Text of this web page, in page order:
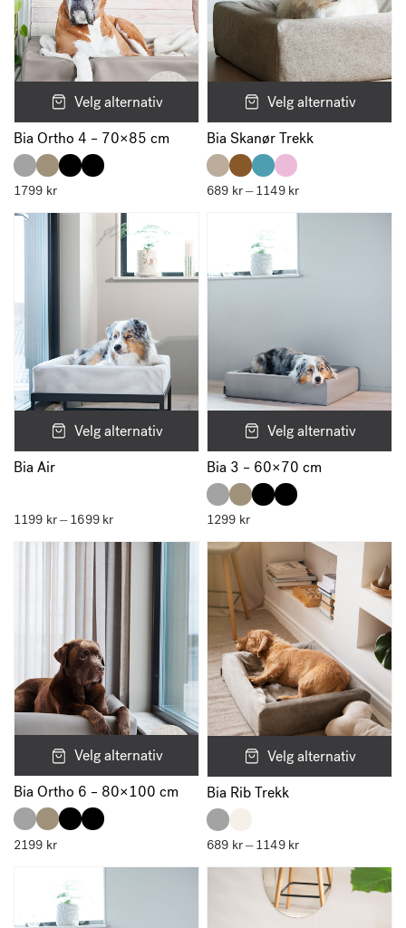
Velg alternativ
Bia Ortho 4 – 70×85 cm
1799 kr
Velg alternativ
Bia Skanør Trekk
689 kr– 1149 krPrisområde:
til
Velg alternativ
Bia Air
1199 kr– 1699 krPrisområde:
til
Velg alternativ
Bia 3 – 60×70 cm
1299 kr
Velg alternativ
Bia Ortho 6 – 80×100 cm
2199 kr
Velg alternativ
Bia Rib Trekk
689 kr– 1149 krPrisområde:
til
1149 kr